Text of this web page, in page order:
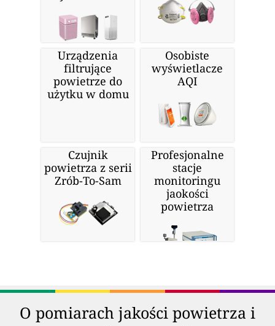
Urządzenia
filtrujące
powietrze do
użytku w domu
Osobiste
wyświetlacze
AQI
Czujnik
powietrza z serii
Zrób-To-Sam
Profesjonalne
stacje
monitoringu
jaokości
powietrza
O pomiarach jakości powietrza i